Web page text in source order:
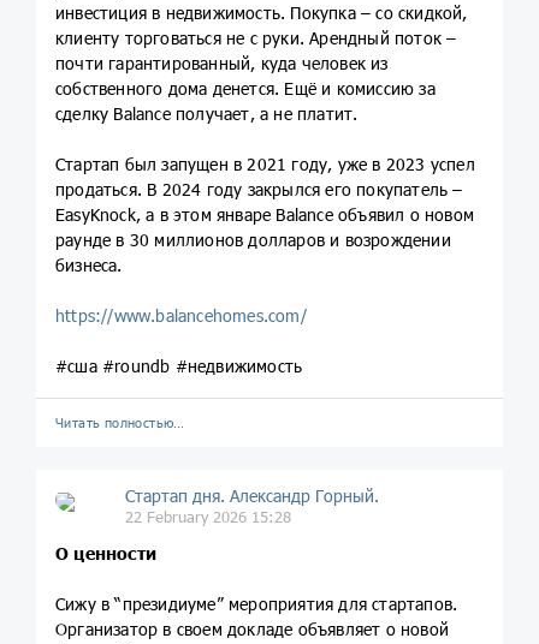
инвестиция в недвижимость. Покупка – со скидкой,
клиенту торговаться не с руки. Арендный поток –
почти гарантированный, куда человек из
собственного дома денется. Ещё и комиссию за
сделку Balance получает, а не платит.
Стартап был запущен в 2021 году, уже в 2023 успел
продаться. В 2024 году закрылся его покупатель –
EasyKnock, а в этом январе Balance объявил о новом
раунде в 30 миллионов долларов и возрождении
бизнеса.
https://www.balancehomes.com/
#сша #roundb #недвижимость
Читать полностью…
Стартап дня. Александр Горный.
22 February 2026 15:28
О ценности
Сижу в “президиуме” мероприятия для стартапов.
Организатор в своем докладе объявляет о новой